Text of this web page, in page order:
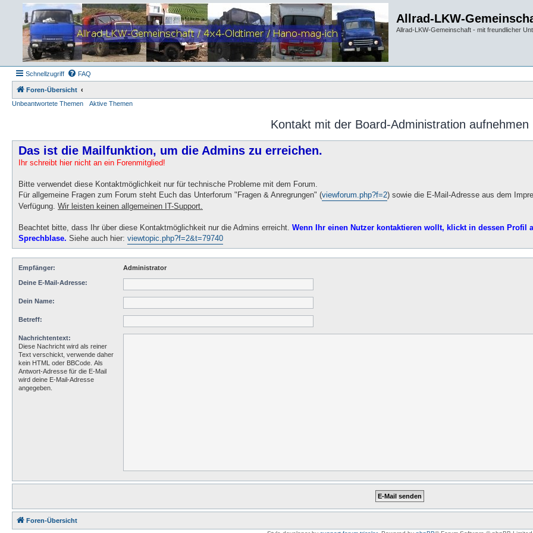
Allrad-LKW-
Allrad-LKW-Gemeinschaft - mit freundlicher
Schnellzugriff FAQ
Foren-Übersicht
Unbeantwortete Themen
Aktive Themen
Kontakt mit der Board-Administration aufnehmen
Das ist die Mailfunktion, um die Admins zu erreichen.
Ihr schreibt hier nicht an ein Forenmitglied!
Bitte verwendet diese Kontaktmöglichkeit nur für technische Probleme mit dem Forum.
Für allgemeine Fragen zum Forum steht Euch das Unterforum "Fragen & Anregrungen" (viewforum.php?f=2) sowie die E-Mail-Adresse aus dem
Verfügung. Wir leisten keinen allgemeinen IT-Support.
Beachtet bitte, dass Ihr über diese Kontaktmöglichkeit nur die Admins erreicht. Wenn Ihr einen Nutzer kontaktieren wollt, klickt in dessen Profil
Sprechblase. Siehe auch hier: viewtopic.php?f=2&t=79740
Empfänger: Administrator
Deine E-Mail-Adresse:
Dein Name:
Betreff:
Nachrichtentext:
Diese Nachricht wird als reiner
Text verschickt, verwende daher
kein HTML oder BBCode. Als
Antwort-Adresse für die E-Mail
wird deine E-Mail-Adresse
angegeben.
Foren-Übersicht